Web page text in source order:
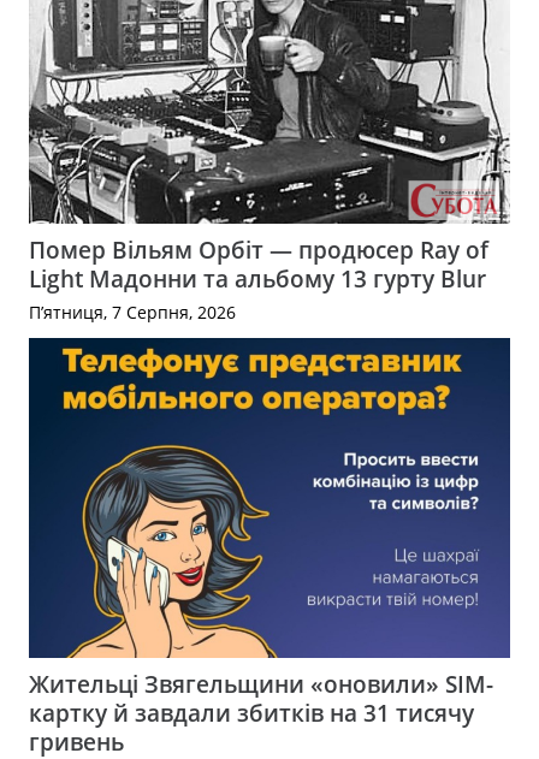
Помер Вільям Орбіт — продюсер Ray of
Light Мадонни та альбому 13 гурту Blur
П’ятниця, 7 Серпня, 2026
Жительці Звягельщини «оновили» SIM-
картку й завдали збитків на 31 тисячу
гривень